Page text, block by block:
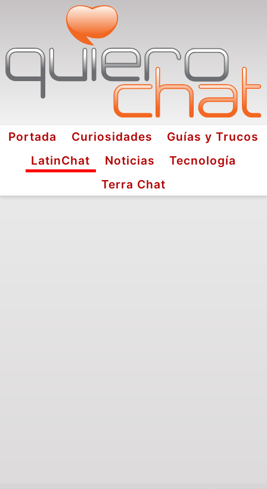
Portada Curiosidades
Guías y Trucos
LatinChat
Noticias
Tecnología
Terra Chat